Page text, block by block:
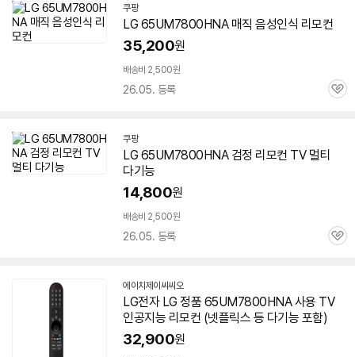
쿠팡
LG 65UM7800HNA매직 음성인식 리모컨
35,200원
배송비 2,500원
26.05. 등록
관
쿠팡
LG 65UM7800HNA검정 리모컨 TV 멀티
다기능
14,800원
배송비 2,500원
26.05. 등록
관
에이치제이씨씨오네
이
버
페
이
LG전자 LG 정품 65UM7800HNA사용 TV
인공지능 리모컨 (넷플릭스 등 다기능 포함)
32,900원